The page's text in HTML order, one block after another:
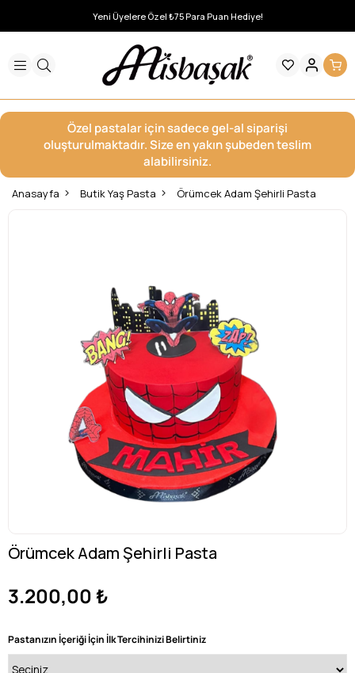
Yeni Üyelere Özel ₺75 Para Puan Hediye!
Özel pastalar için sadece gel-al siparişi
oluşturulmaktadır. Size en yakın şubeden teslim
alabilirsiniz.
Anasayfa Butik Yaş Pasta Örümcek Adam Şehirli Pasta
Örümcek Adam Şehirli Pasta
3.200,00 ₺
Pastanızın İçeriği İçin İlk Tercihinizi Belirtiniz